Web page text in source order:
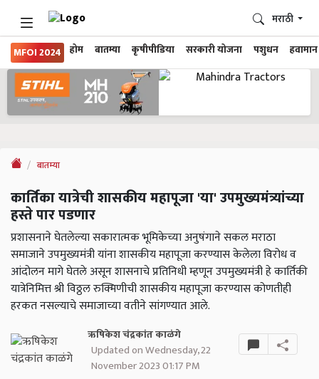
MFOI 2024 होम बातम्या कृषीपीडिया सरकारी योजना पशुधन हवामान
मराठी
बातम्या
कार्तिका यात्रेची शासकीय महापूजा 'या' उपमुख्यमंत्र्यांच्या
हस्ते पार पडणार
प्रशासनाने घेतलेल्या सकारात्मक भूमिकेच्या अनुषंगाने सकल मराठा
समाजाने उपमुख्यमंत्री यांना शासकीय महापूजा करण्यास केलेला विरोध व
आंदोलन मागे घेतले असून शासनाचे प्रतिनिधी म्हणून उपमुख्यमंत्री हे कार्तिकी
यात्रेनिमित्त श्री विठ्ठल रुक्मिणीची शासकीय महापूजा करण्यास कोणतीही
हरकत नसल्याचे समाजाच्या वतीने सांगण्यात आले.
ऋषिकेश चंद्रकांत काळंगे
Updated on Wednesday, 22
November 2023 01:17 PM